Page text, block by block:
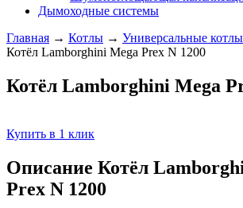
Дымоходные системы
Главная → Котлы → Универсальные котлы
Котёл Lamborghini Mega Prex N 1200
Котёл Lamborghini Mega
Купить в 1 клик
Описание Котёл
Prex N 1200